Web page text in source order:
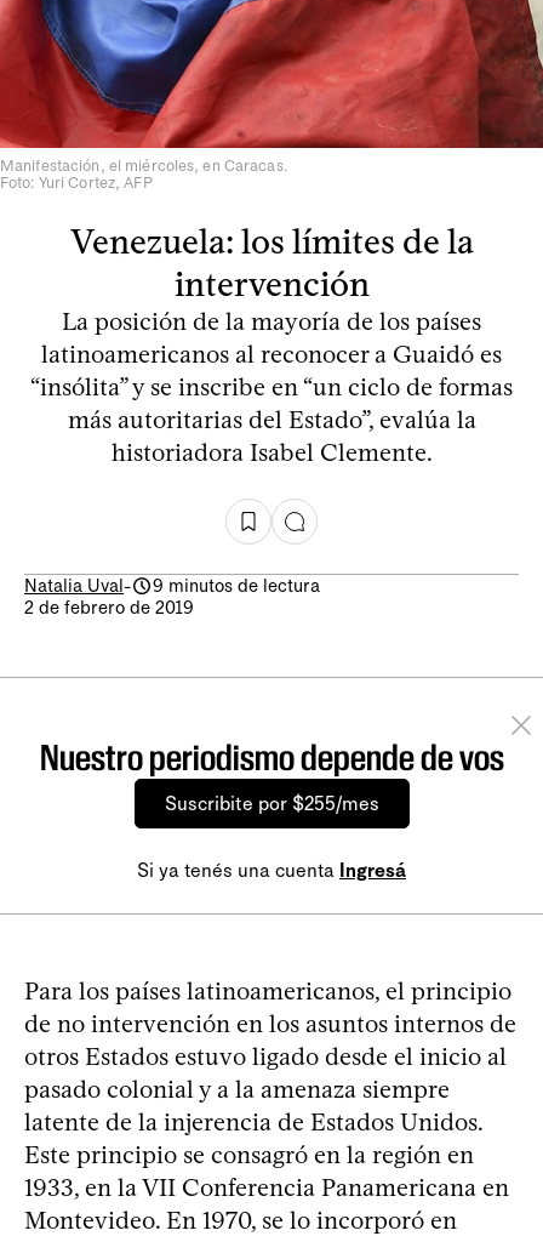
Manifestación, el miércoles, en Caracas.
Foto: Yuri Cortez, AFP
Venezuela: los límites de la
intervención
La posición de la mayoría de los países
latinoamericanos al reconocer a Guaidó es
“insólita” y se inscribe en “un ciclo de formas
más autoritarias del Estado”, evalúa la
historiadora Isabel Clemente.
Natalia Uval-
9 minutos de lectura
2 de febrero de 2019
Nuestro periodismo depende de vos
Suscribite por $255/mes
Si ya tenés una cuenta Ingresá
Para los países latinoamericanos, el principio
de no intervención en los asuntos internos de
otros Estados estuvo ligado desde el inicio al
pasado colonial y a la amenaza siempre
latente de la injerencia de Estados Unidos.
Este principio se consagró en la región en
1933, en la VII Conferencia Panamericana en
Montevideo. En 1970, se lo incorporó en